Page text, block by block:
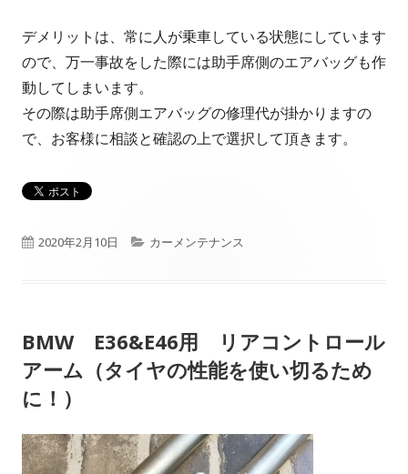
デメリットは、常に人が乗車している状態にしています
ので、万一事故をした際には助手席側のエアバッグも作
動してしまいます。
その際は助手席側エアバッグの修理代が掛かりますの
で、お客様に相談と確認の上で選択して頂きます。
公
2020年2月10日
カ
リ
ー
カーメンテナンス
BMW E36&E46用 リアコントロール
アーム（タイヤの性能を使い切るため
に！）